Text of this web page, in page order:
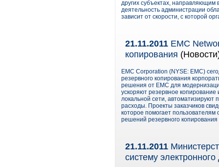
других субъектах, направляющим
деятельность администрации
зависит от скорости, с которой
21.11.2011 EMC
копирования
EMC Corporation (NYSE: EMC)
резервного копирования
решения от EMC для
ускоряют резервное
локальной сети, автоматизируют
расходы. Проекты заказчиков
которое помогает
решений резервного копирования
21.11.2011
систему